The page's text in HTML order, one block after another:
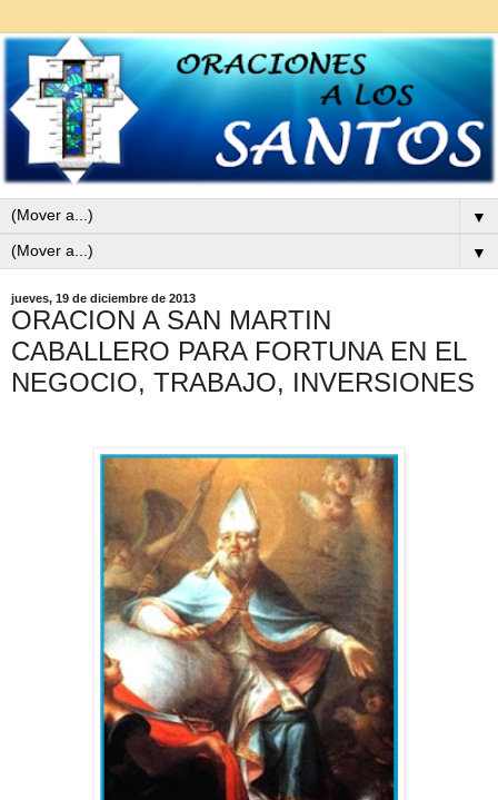
▼
▼
jueves, 19 de diciembre de 2013
ORACION A SAN MARTIN
CABALLERO PARA FORTUNA EN EL
NEGOCIO, TRABAJO, INVERSIONES